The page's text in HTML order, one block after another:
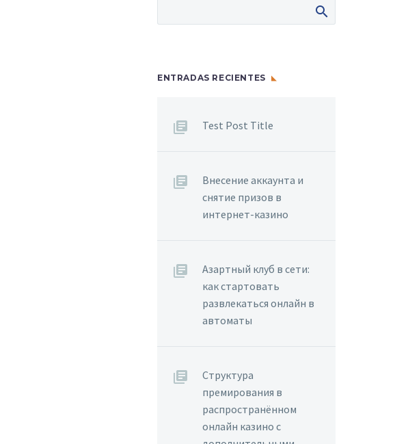
ENTRADAS RECIENTES
Test Post Title
Внесение аккаунта и
снятие призов в
интернет-казино
Азартный клуб в сети:
как стартовать
развлекаться онлайн в
автоматы
Структура
премирования в
распространённом
онлайн казино с